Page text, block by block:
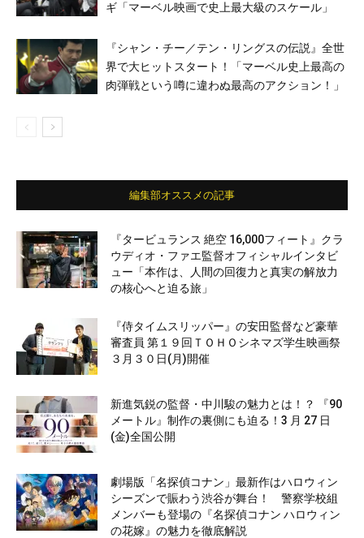
ギ「マーベル映画で史上最大級のスケール」
『シャン・チー／テン・リングスの伝説』全世
界で大ヒットスタート！「マーベル史上最高の
肉弾戦という噂に違わぬ最高のアクション！」
編集部オススメの記事
『タービュランス 絶空 16,000フィート』クラ
ウディオ・ファエ監督オフィシャルインタビ
ュー「本作は、人間の回復力と真実の解放力
の核心へと迫る旅」
『侍タイムスリッパー』の安田監督など豪華
審査員 第１９回ＴＯＨＯシネマズ学生映画祭
３月３０日(月)開催
新進気鋭の監督・中川駿の魅力とは！？ 『90
メートル』制作の裏側にも迫る！3 月 27 日
(金)全国公開
劇場版「名探偵コナン」最新作はハロウィン
シーズンで賑わう渋谷が舞台！ 警察学校組
メンバーも登場の『名探偵コナン ハロウィン
の花嫁』の魅力を徹底解説